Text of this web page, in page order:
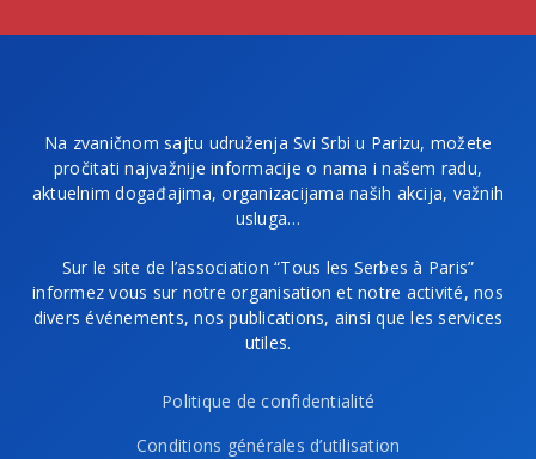
Na zvaničnom sajtu udruženja Svi Srbi u Parizu, možete
pročitati najvažnije informacije o nama i našem radu,
aktuelnim događajima, organizacijama naših akcija, važnih
usluga…
Sur le site de l’association “Tous les Serbes à Paris”
informez vous sur notre organisation et notre activité, nos
divers événements, nos publications, ainsi que les services
utiles.
Politique de confidentialité
Conditions générales d’utilisation